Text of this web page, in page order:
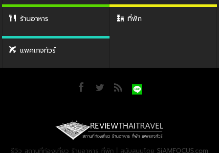
ร้านอาหาร ที่พัก
แพคเกจทัวร์
รีวิว สถานที่ท่องเที่ยว ร้านอาหาร ที่พัก | สนับสนุนโดย SiAMFOCUS.com